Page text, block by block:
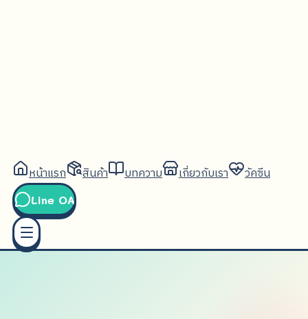
หน้าแรก สินค้า บทความ เกี่ยวกับเรา วัคซีน
Line OA